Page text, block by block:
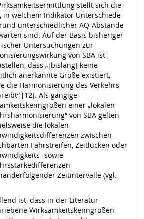
stellt sich die
in welchem Indikator Unterschiede
unterschiedlicher AQ-Abstände
sind. Auf der Basis bisheriger
Untersuchungen zur
von SBA ist
dass „[bislang] keine
anerkannte Größe existiert,
die Harmonisierung des Verkehrs
[12]. Als gängige
einer „lokalen
von SBA gelten
die lokalen
zwischen
Fahrstreifen, Zeitlücken oder
sowie
Zeitintervalle (vgl.
ist, dass in der Literatur
Wirksamkeitskenngrößen